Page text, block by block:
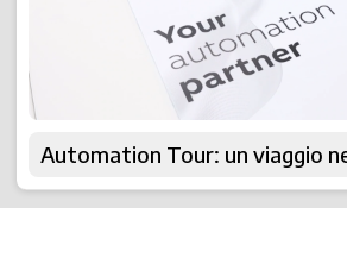
Automation Tour: un viaggio